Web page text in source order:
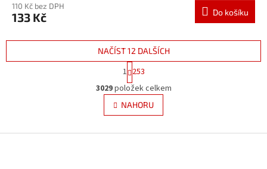
110 Kč bez DPH
133 Kč Do košíku
O
v
l
á
NAČÍST 12 DALŠÍCH
t
r
á
n
k
v
1 253
3029položek celkem
NAHORU